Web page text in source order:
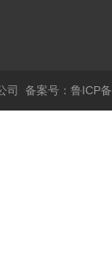
司 备案号：鲁ICP